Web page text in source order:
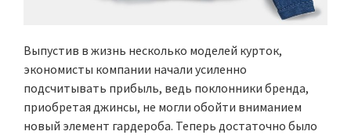
Выпустив в жизнь несколько моделей курток,
экономисты компании начали усиленно
подсчитывать прибыль, ведь поклонники бренда,
приобретая джинсы, не могли обойти вниманием
новый элемент гардероба. Теперь достаточно было